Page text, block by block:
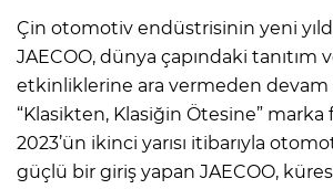
Çin otomotiv endüstrisinin yeni
JAECOO, dünya çapındaki tanıtım
etkinliklerine ara vermeden devam
“Klasikten, Klasiğin Ötesine” marka
2023’ün ikinci yarısı itibarıyla
güçlü bir giriş yapan JAECOO,